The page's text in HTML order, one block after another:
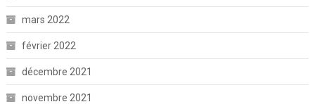
mars 2022
février 2022
décembre 2021
novembre 2021